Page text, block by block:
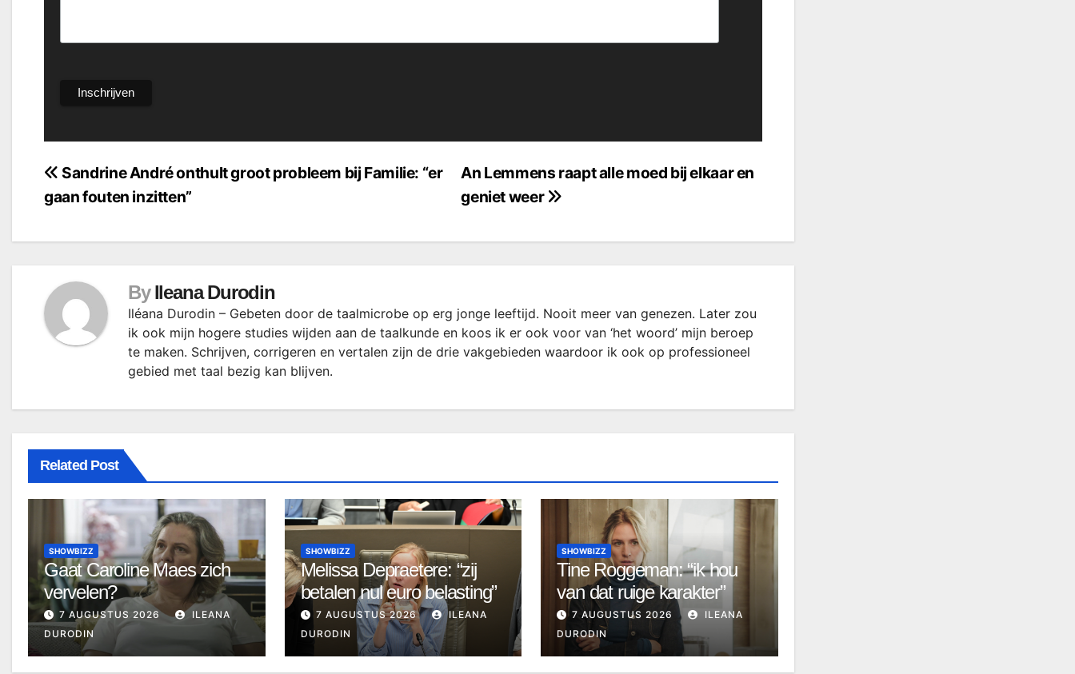
Bericht
navigatie
An Lemmens raapt alle moed bij elkaar en
geniet weer
Sandrine André onthult groot probleem bij Familie: “er
gaan fouten inzitten”
By Ileana Durodin
Iléana Durodin – Gebeten door de taalmicrobe op erg jonge leeftijd. Nooit meer van genezen. Later zou
ik ook mijn hogere studies wijden aan de taalkunde en koos ik er ook voor van ‘het woord’ mijn beroep
te maken. Schrijven, corrigeren en vertalen zijn de drie vakgebieden waardoor ik ook op professioneel
gebied met taal bezig kan blijven.
Related Post
SHOWBIZZ
Gaat Caroline Maes zich
vervelen?
7 AUGUSTUS 2026
ILEANA
DURODIN
SHOWBIZZ
Melissa Depraetere: “zij
betalen nul euro belasting”
7 AUGUSTUS 2026
ILEANA
DURODIN
SHOWBIZZ
Tine Roggeman: “ik hou
van dat ruige karakter”
7 AUGUSTUS 2026
ILEANA
DURODIN